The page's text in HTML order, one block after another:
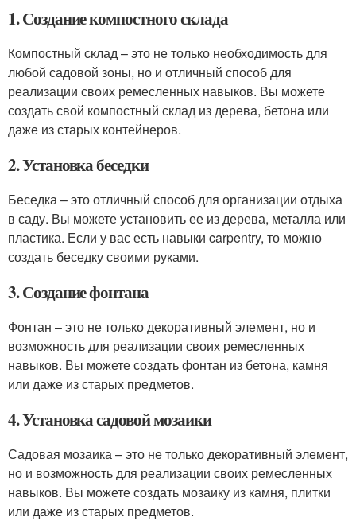
1. Создание компостного склада
Компостный склад – это не только необходимость для
любой садовой зоны, но и отличный способ для
реализации своих ремесленных навыков. Вы можете
создать свой компостный склад из дерева, бетона или
даже из старых контейнеров.
2. Установка беседки
Беседка – это отличный способ для организации отдыха
в саду. Вы можете установить ее из дерева, металла или
пластика. Если у вас есть навыки carpentry, то можно
создать беседку своими руками.
3. Создание фонтана
Фонтан – это не только декоративный элемент, но и
возможность для реализации своих ремесленных
навыков. Вы можете создать фонтан из бетона, камня
или даже из старых предметов.
4. Установка садовой мозаики
Садовая мозаика – это не только декоративный элемент,
но и возможность для реализации своих ремесленных
навыков. Вы можете создать мозаику из камня, плитки
или даже из старых предметов.